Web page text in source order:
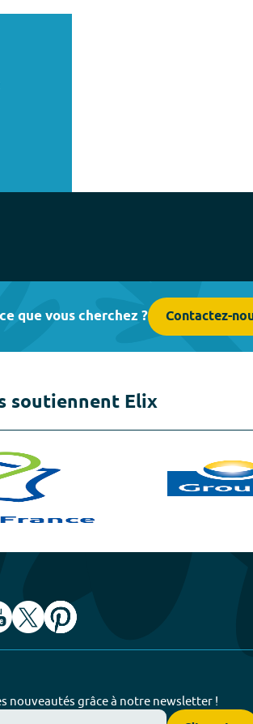
que vous cherchez ? Contactez-
soutiennent Elix
nouveautés grâce à notre newsletter !